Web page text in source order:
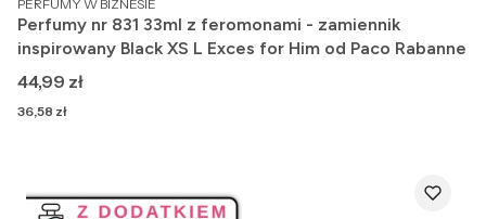
PERFUMY W BIZNESIE
Perfumy nr 831 33ml z feromonami - zamiennik
inspirowany Black XS L Exces for Him od Paco Rabanne
Cena
44,99 zł
Cena
36,58 zł